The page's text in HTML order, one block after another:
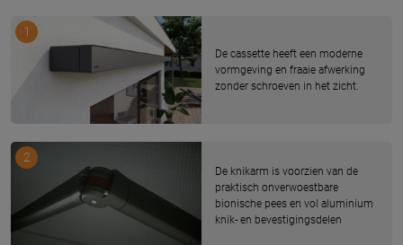
De cassette heeft een moderne
vormgeving en fraaie afwerking
zonder schroeven in het zicht.
1
De knikarm is voorzien van de
praktisch onverwoestbare
bionische pees en vol aluminium
knik- en bevestigingsdelen
2